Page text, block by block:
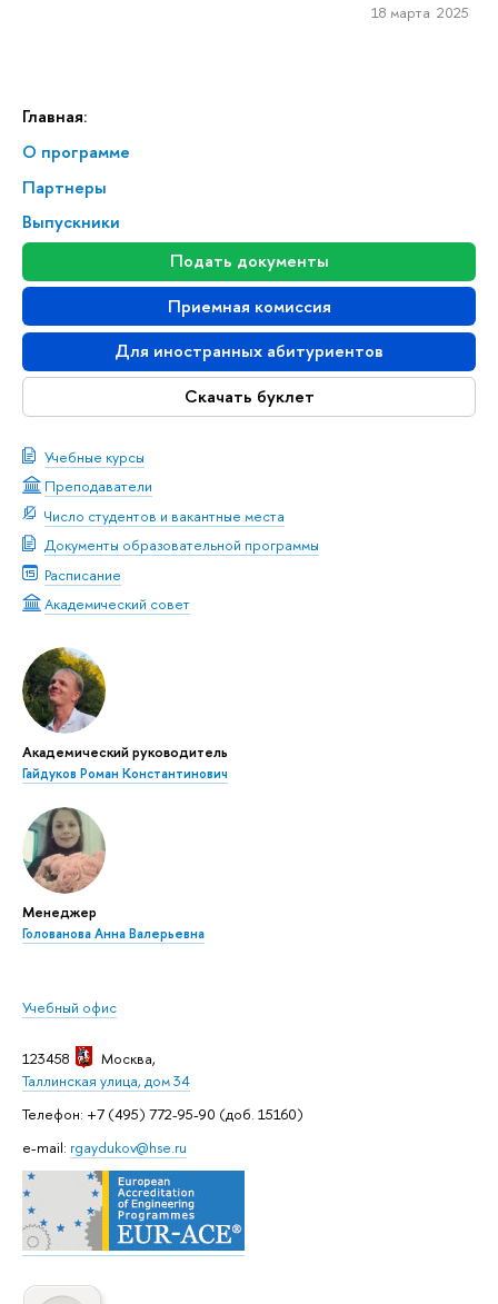
Главная:
О программе
Партнеры
Выпускники
Подать документы
Приемная комиссия
Для иностранных абитуриентов
Скачать буклет
Учебные курсы
Преподаватели
Число студентов и вакантные места
Документы образовательной программы
Расписание
Академический совет
Академический руководитель
Гайдуков Роман Константинович
Менеджер
Голованова Анна Валерьевна
Учебный офис
123458 Москва,
Таллинская улица, дом 34
Телефон: +7 (495) 772-95-90 (доб. 15160)
e-mail: rgaydukov@hse.ru
18 марта 2025